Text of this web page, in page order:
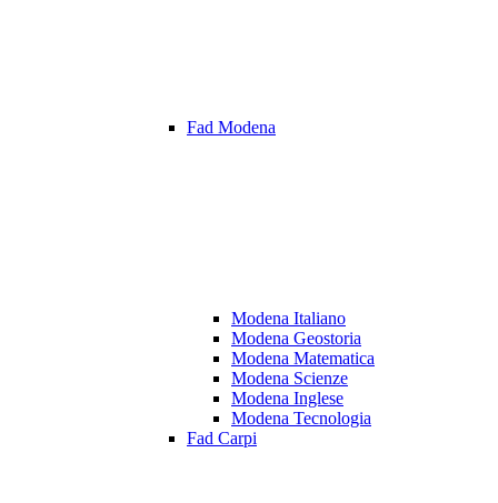
Fad Modena
Modena Italiano
Modena Geostoria
Modena Matematica
Modena Scienze
Modena Inglese
Modena Tecnologia
Fad Carpi